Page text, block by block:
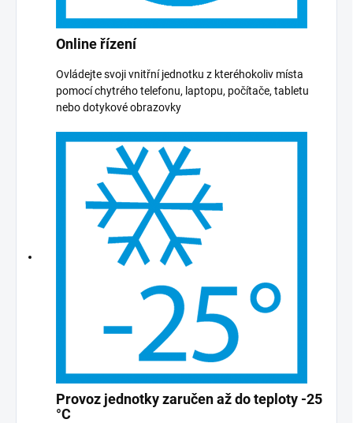
Online řízení
Ovládejte svoji vnitřní jednotku z kteréhokoliv místa
pomocí chytrého telefonu, laptopu, počítače, tabletu
nebo dotykové obrazovky
Provoz jednotky zaručen až do teploty -25
°C